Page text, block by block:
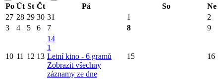
Po Út St Čt Pá So
Ne
27 28 29 30 31 1
2
3
4 5 6 7 8 9
10 11 12 13
14
1
Letní kino - 6 gramů
Zobrazit všechny
záznamy ze dne
15 16